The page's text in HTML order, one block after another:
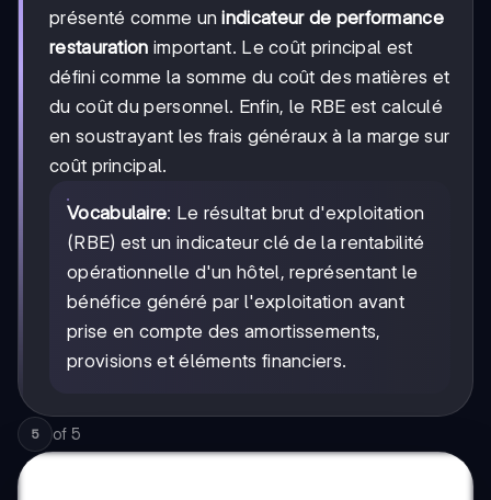
présenté comme unindicateur de performance
restauration important. Le coût principal est
défini comme la somme du coût des matières et
du coût du personnel. Enfin, le RBE est calculé
en soustrayant les frais généraux à la marge sur
coût principal.
Vocabulaire: Le résultat brut d'exploitation
(RBE) est un indicateur clé de la rentabilité
opérationnelle d'un hôtel, représentant le
bénéfice généré par l'exploitation avant
prise en compte des amortissements,
provisions et éléments financiers.
5 of 5